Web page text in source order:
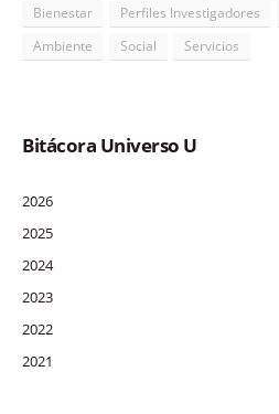
Bienestar
Perfiles Investigadores
Ambiente
Social Servicios
Bitácora Universo U
2026
2025
2024
2023
2022
2021